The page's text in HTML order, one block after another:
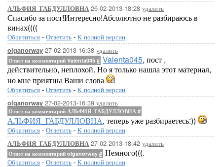
АЛЬФИЯ_ГАБДУЛЛОВНА 26-02-2013-18:28 удалить
Спасибо за пост!Интересно!Абсолютно не разбираюсь в
винах((((
Обратиться - Ответить - К полной версии
olganorway 27-02-2013-16:38 удалить
Ответ на комментарий Valenta045 # Valenta045, пост ,
действительно, неплохой. Но я только нашла этот материал,
но мне приятны Ваши слова
Обратиться - Ответить - К полной версии
olganorway 27-02-2013-16:39 удалить
Ответ на комментарий АЛЬФИЯ_ГАБДУЛЛОВНА #
АЛЬФИЯ_ГАБДУЛЛОВНА, теперь уже разбираетесь:))
Обратиться - Ответить - К полной версии
АЛЬФИЯ_ГАБДУЛЛОВНА 27-02-2013-18:42 удалить
Ответ на комментарий olganorway # Немного(((.
Обратиться - Ответить - К полной версии